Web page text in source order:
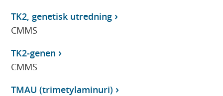
TK2, genetisk utredning
CMMS
TK2-genen
CMMS
TMAU (trimetylaminuri)